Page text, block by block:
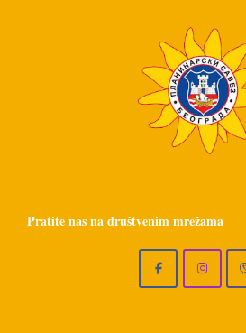
Pratite nas na društvenim mrežama